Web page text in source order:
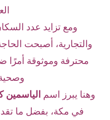
ومع تزايد عدد
والتجارية، أصبحت
محترفة وموثوقة أمرًا
وهنا يبرز اسمالياسمين
في مكة، بفضل ما